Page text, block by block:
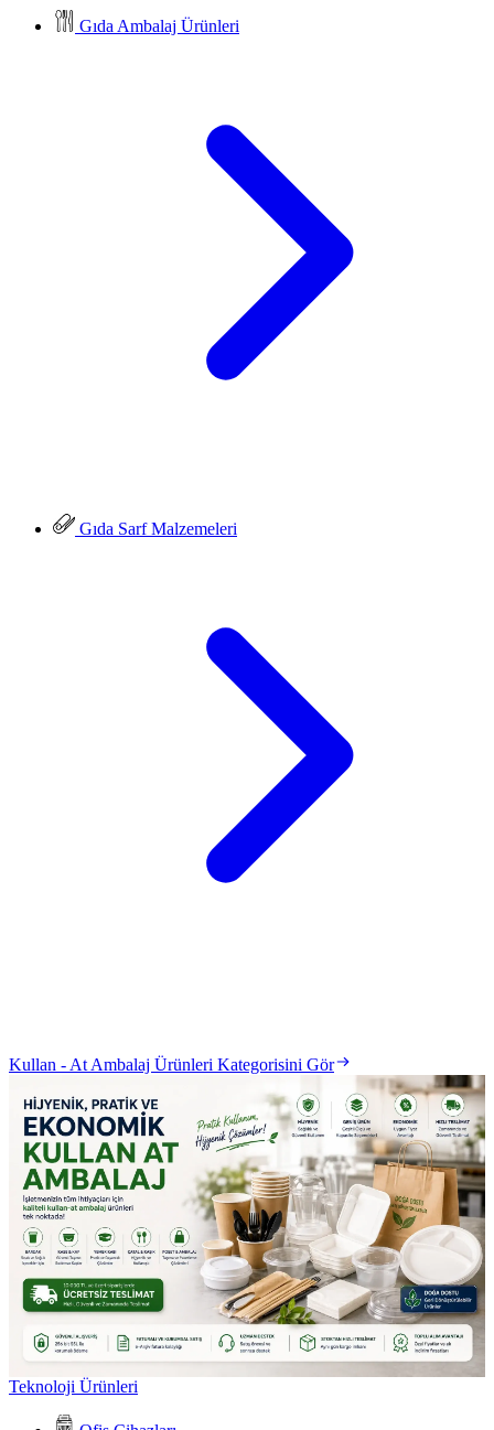
Gıda Ambalaj Ürünleri
Gıda Sarf Malzemeleri
Kullan - At Ambalaj Ürünleri Kategorisini Gör
Teknoloji Ürünleri